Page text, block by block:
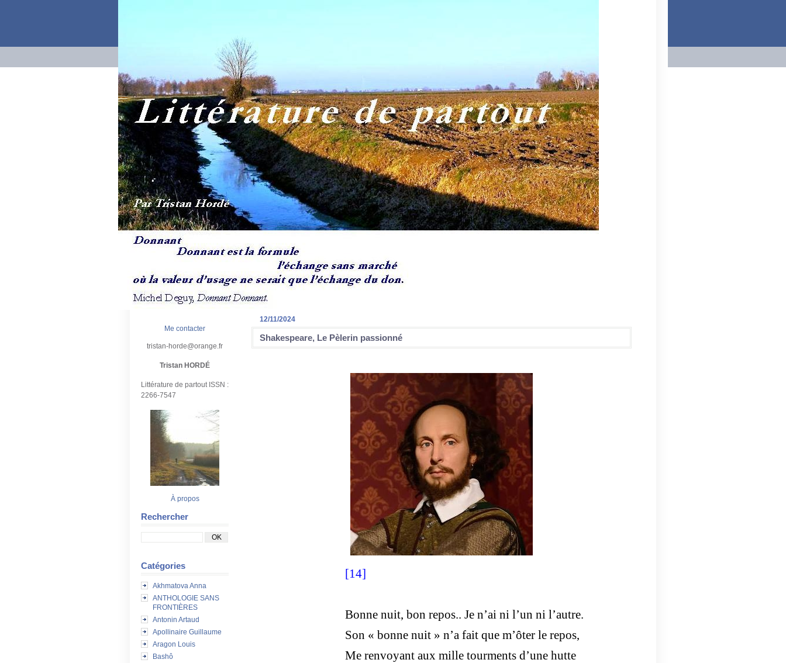
Me contacter
tristan-horde@orange.fr
Tristan HORDÉ
Littérature de partout ISSN :
2266-7547
À propos
Rechercher
Catégories
Akhmatova Anna
ANTHOLOGIE SANS
FRONTIÈRES
Antonin Artaud
Apollinaire Guillaume
Aragon Louis
Bashô
12/11/2024
Shakespeare, Le Pèlerin passionné
[14]
Bonne nuit, bon repos.. Je n’ai ni l’un ni l’autre.
Son « bonne nuit » n’a fait que m’ôter le repos,
Me renvoyant aux mille tourments d’une hutte